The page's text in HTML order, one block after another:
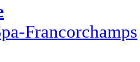
Francorchamps